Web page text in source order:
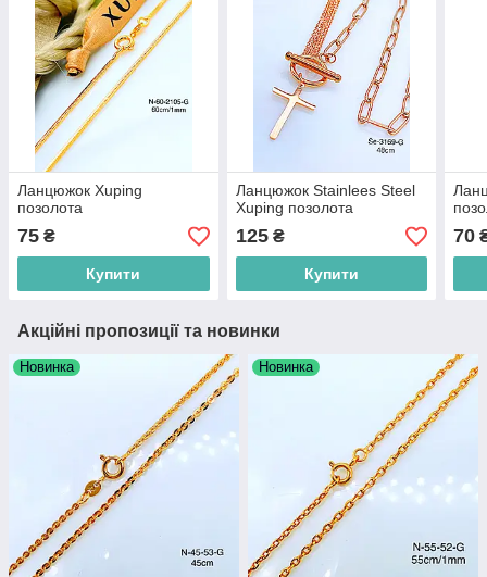
Ланцюжок Xuping
позолота
75 ₴
Купити
Ланцюжок Stainlees Steel
Xuping позолота
125₴
Купити
70
Акційні пропозиції та новинки
Новинка Новинка